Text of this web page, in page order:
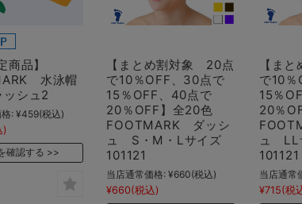
商品】
水泳帽
ッシュ2
:¥459(税込)
)
確認する
【まとめ割対象 20点
で10％OFF、30点で
15％OFF、40点で
20％OFF】全20色
FOOTMARK ダッシ
ュ S・M・Lサイズ
101121
当店通常価格: ¥660(税込)
¥660(税込)
【ま
で10
15％
20％
ュ LL
101121
当店通常
¥715(税